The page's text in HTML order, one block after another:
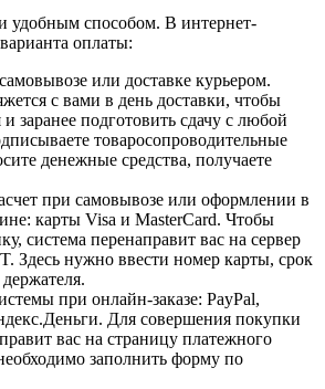
удобным способом. В интернет-
оплаты:
или доставке курьером.
с вами в день доставки, чтобы
заранее подготовить сдачу с любой
товаросопроводительные
денежные средства, получаете
при самовывозе или оформлении в
карты Visa и MasterCard. Чтобы
система перенаправит вас на сервер
Здесь нужно ввести номер карты, срок
при онлайн-заказе: PayPal,
Для совершения покупки
вас на страницу платежного
заполнить форму по